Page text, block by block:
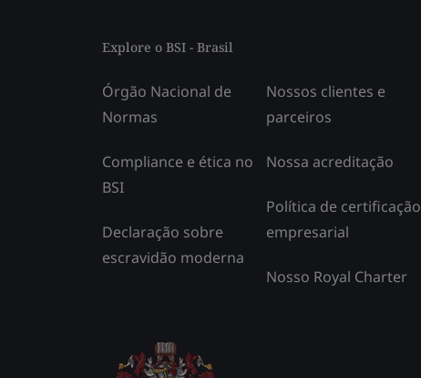
Explore o BSI - Brasil
Órgão Nacional de
Normas
Compliance e ética no
BSI
Declaração sobre
escravidão moderna
Nossos clientes e
parceiros
Nossa acreditação
Política de certificação
empresarial
Nosso Royal Charter